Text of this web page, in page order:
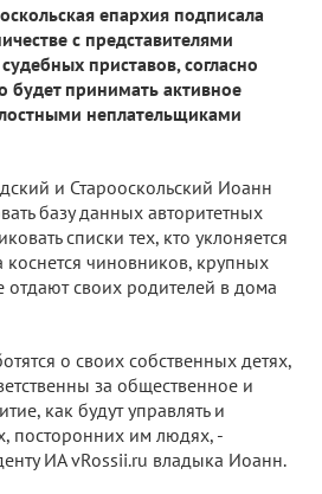
епархия подписала
с представителями
приставов, согласно
будет принимать активное
неплательщиками
и Старооскольский Иоанн
базу данных авторитетных
списки тех, кто уклоняется
коснется чиновников, крупных
отдают своих родителей в дома
о своих собственных детях,
за общественное и
как будут управлять и
посторонних им людях, -
ИА vRossii.ru владыка Иоанн.